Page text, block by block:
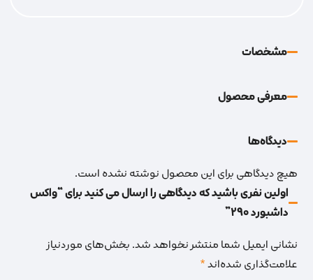
مشخصات
معرفی محصول
دیدگاه‌‌ها
هیچ دیدگاهی برای این محصول نوشته نشده است.
اولین نفری باشید که دیدگاهی را ارسال می کنید برای “واکس
داشبورد 290”
نشانی ایمیل شما منتشر نخواهد شد.بخش‌های موردنیاز
علامت‌گذاری شده‌اند*